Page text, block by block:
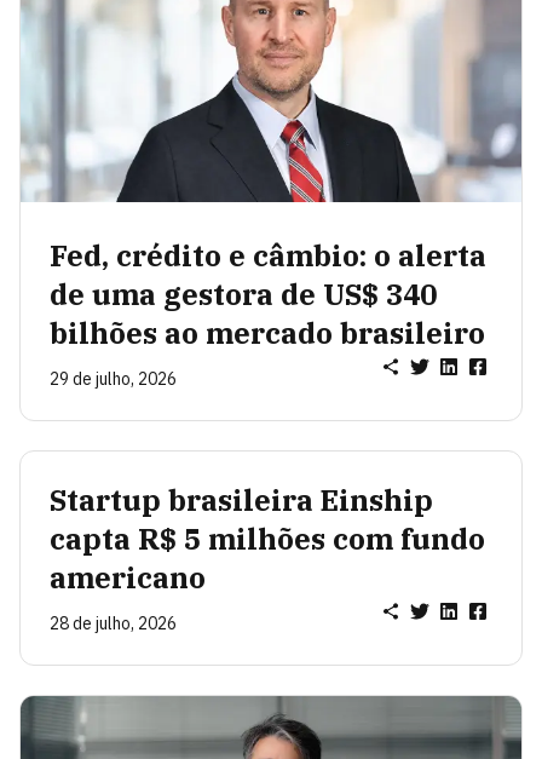
Fed, crédito e câmbio: o alerta
de uma gestora de US$ 340
bilhões ao mercado brasileiro
29 de julho, 2026
Startup brasileira Einship
capta R$ 5 milhões com fundo
americano
28 de julho, 2026